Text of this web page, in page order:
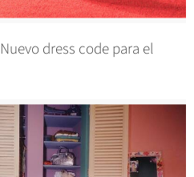
Nuevo dress code para el